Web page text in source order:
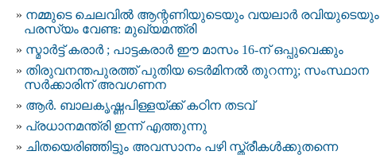
നമ്മുടെ ചെലവില്‍ ആന്റണിയുടെയും വയലാര്‍ രവിയുടെയും
പരസ്യം വേണ്ട: മുഖ്യമന്ത്രി
സ്മാര്‍ട്ട് കരാര്‍ ; പാട്ടകരാര്‍ ഈ മാസം 16-ന് ഒപ്പുവെക്കും
തിരുവനന്തപുരത്ത് പുതിയ ടെര്‍മിനല്‍ തുറന്നു; സംസ്ഥാന
സര്‍ക്കാരിന് അവഗണന
ആര്‍. ബാലകൃഷ്ണപിള്ളയ്ക്ക് കഠിന തടവ്‌
പ്രധാനമന്ത്രി ഇന്ന് എത്തുന്നു
ചിതയെരിഞ്ഞിട്ടും അവസാനം പഴി സ്ത്രീകള്‍ക്കുതന്നെ